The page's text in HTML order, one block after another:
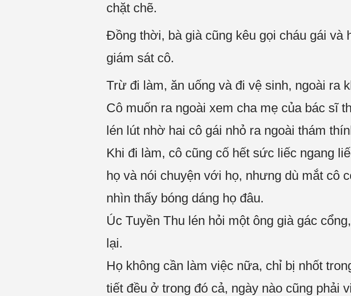
chặt chẽ.
Đồng thời, bà già cũng kêu gọi cháu gái và
giám sát cô.
Trừ đi làm, ăn uống và đi vệ sinh, ngoài ra
Cô muốn ra ngoài xem cha mẹ của bác sĩ
lén lút nhờ hai cô gái nhỏ ra ngoài thám
Khi đi làm, cô cũng cố hết sức liếc ngang
họ và nói chuyện với họ, nhưng dù mắt cô
nhìn thấy bóng dáng họ đâu.
Úc Tuyền Thu lén hỏi một ông già gác
lại.
Họ không cần làm việc nữa, chỉ bị nhốt
tiết đều ở trong đó cả, ngày nào cũng phải